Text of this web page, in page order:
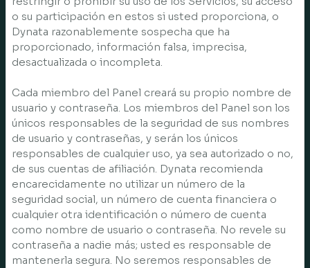
o su participación en estos si usted proporciona, o
Dynata razonablemente sospecha que ha
proporcionado, información falsa, imprecisa,
desactualizada o incompleta.
Cada miembro del Panel creará su propio nombre de
usuario y contraseña. Los miembros del Panel son los
únicos responsables de la seguridad de sus nombres
de usuario y contraseñas, y serán los únicos
responsables de cualquier uso, ya sea autorizado o no,
de sus cuentas de afiliación. Dynata recomienda
encarecidamente no utilizar un número de la
seguridad social, un número de cuenta financiera o
cualquier otra identificación o número de cuenta
como nombre de usuario o contraseña. No revele su
contraseña a nadie más; usted es responsable de
mantenerla segura. No seremos responsables de